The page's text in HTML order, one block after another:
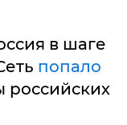
в шаге
попало
российских